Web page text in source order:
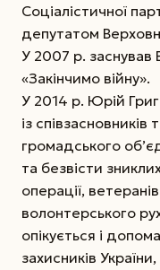
Соціалістичної
депутатом
У 2007 р. заснував
«Закінчимо війну».
У 2014 р. Юрій
із співзасновників
громадського
та безвісти
операції,
волонтерського
опікується і
захисників